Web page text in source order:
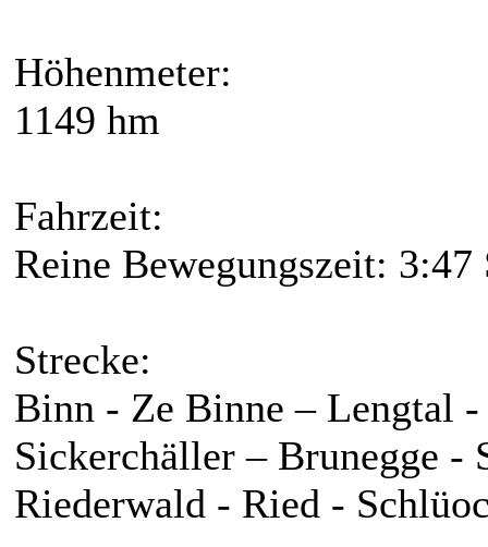
Höhenmeter:
1149 hm
Fahrzeit:
Reine Bewegungszeit: 3:47
Strecke:
Binn - Ze Binne – Lengtal
Sickerchäller – Brunegge -
Riederwald - Ried -